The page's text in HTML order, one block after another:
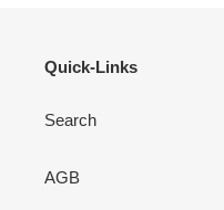
Quick-Links
Search
AGB